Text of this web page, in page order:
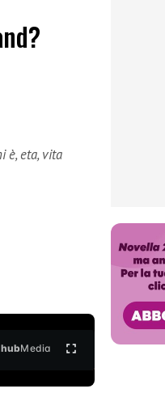
è, eta, vita
hubMedia